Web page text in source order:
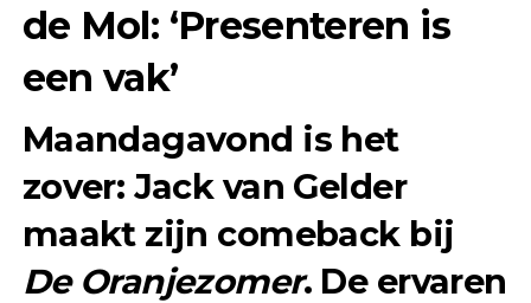
de Mol: ‘Presenteren is
een vak’
Maandagavond is het
zover: Jack van Gelder
maakt zijn comeback bij
De Oranjezomer. De ervaren